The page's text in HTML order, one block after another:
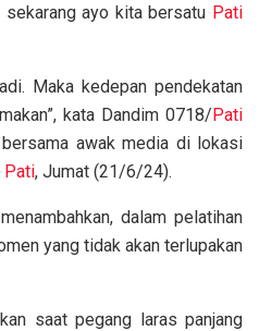
ayo kita bersatu Pati
Maka kedepan pendekatan
kata Dandim 0718/Pati
awak media di lokasi
Pati, Jumat (21/6/24).
dalam pelatihan
yang tidak akan terlupakan
saat pegang laras panjang